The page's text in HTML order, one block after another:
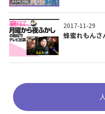
2017-11-29
蜂蜜れもんさ